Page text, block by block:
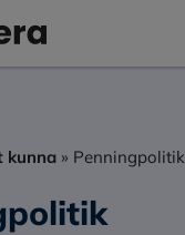
kunna » Penningpolitik